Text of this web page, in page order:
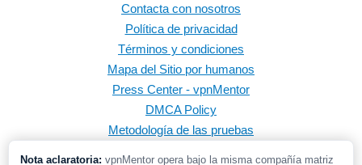
Contacta con nosotros
Política de privacidad
Términos y condiciones
Mapa del Sitio por humanos
Press Center - vpnMentor
DMCA Policy
Metodología de las pruebas
Nota aclaratoria: vpnMentor opera bajo la misma compañía matriz